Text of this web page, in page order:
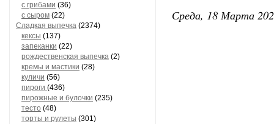
с грибами (36)
с сыром (22)
Сладкая выпечка (2374)
кексы (137)
запеканки (22)
рождественская выпечка (2)
кремы и мастики (28)
куличи (56)
пироги (436)
пирожные и булочки (235)
тесто (48)
торты и рулеты (301)
Среда, 18 Марта